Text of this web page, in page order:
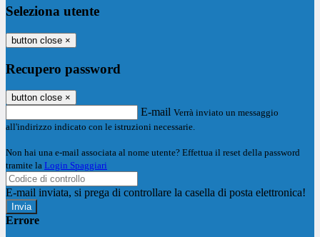
Seleziona utente
button close ×
Recupero password
button close ×
E-mail Verrà inviato un messaggio
all'indirizzo indicato con le istruzioni necessarie.
Non hai una e-mail associata al nome utente? Effettua il reset della password
tramite la Login Spaggiari
E-mail inviata, si prega di controllare la casella di posta elettronica!
Errore